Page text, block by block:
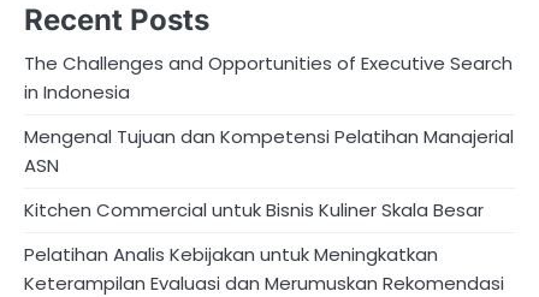
Recent Posts
The Challenges and Opportunities of Executive Search
in Indonesia
Mengenal Tujuan dan Kompetensi Pelatihan Manajerial
ASN
Kitchen Commercial untuk Bisnis Kuliner Skala Besar
Pelatihan Analis Kebijakan untuk Meningkatkan
Keterampilan Evaluasi dan Merumuskan Rekomendasi